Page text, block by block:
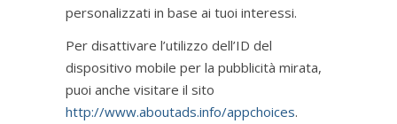
personalizzati in base ai tuoi interessi.
Per disattivare l’utilizzo dell’ID del
dispositivo mobile per la pubblicità mirata,
puoi anche visitare il sito
http://www.aboutads.info/appchoices.